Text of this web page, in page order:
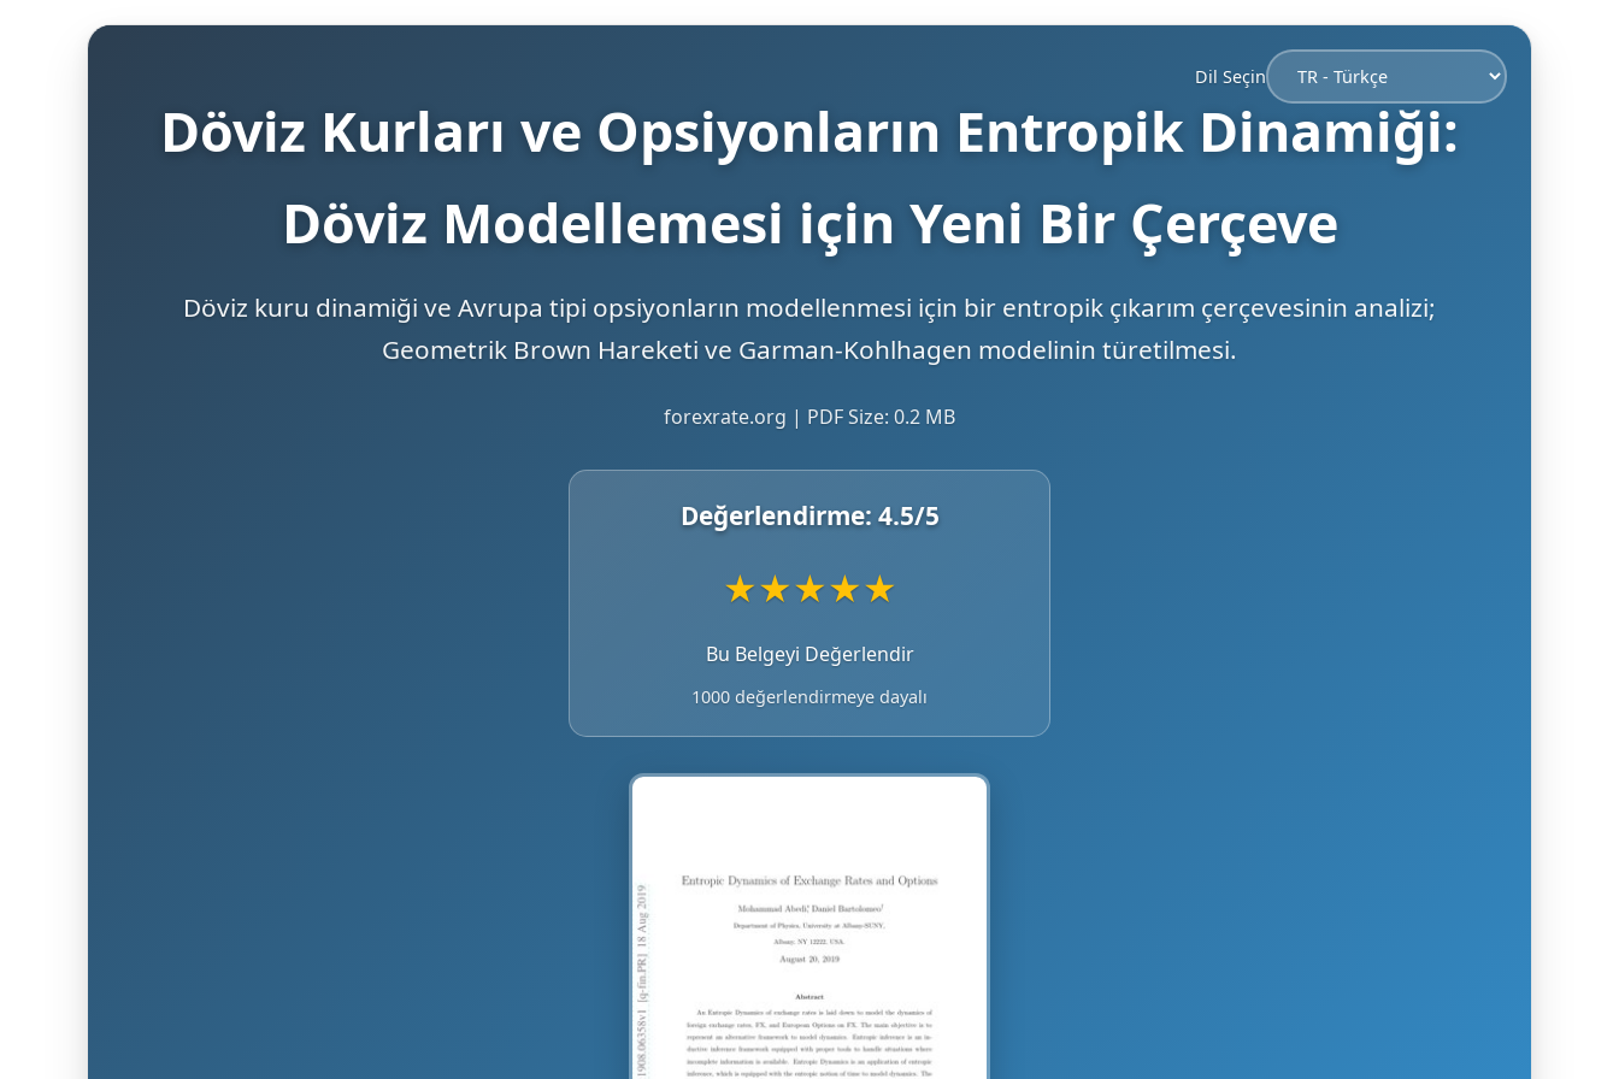
Dil Seçin
Döviz Kurları ve Opsiyonların Entropik Dinamiği:
Döviz Modellemesi için Yeni Bir Çerçeve
Döviz kuru dinamiği ve Avrupa tipi opsiyonların modellenmesi için bir entropik çıkarım çerçevesinin analizi;
Geometrik Brown Hareketi ve Garman-Kohlhagen modelinin türetilmesi.
forexrate.org | PDF Size: 0.2 MB
Değerlendirme: 4.5/5
★★★★★
Bu Belgeyi Değerlendir
1000 değerlendirmeye dayalı